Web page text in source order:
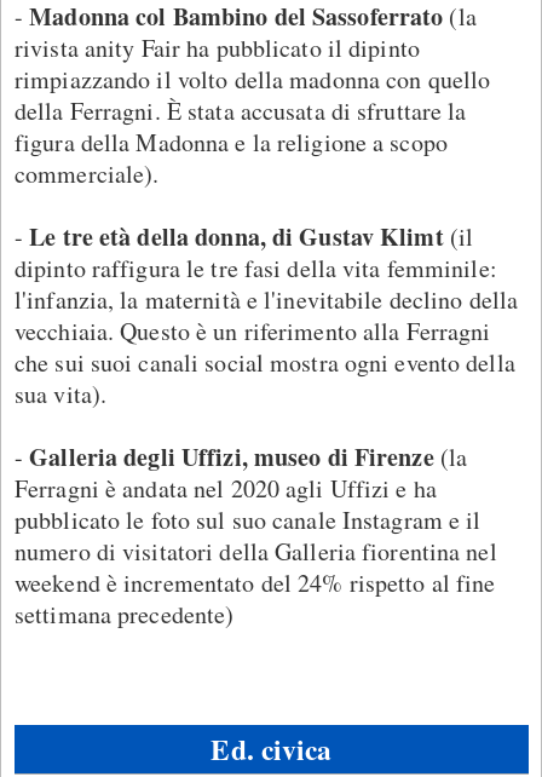
-Madonna col Bambino del Sassoferrato (la
rivista anity Fair ha pubblicato il dipinto
rimpiazzando il volto della madonna con quello
della Ferragni. È stata accusata di sfruttare la
figura della Madonna e la religione a scopo
commerciale).
-Le tre età della donna, di Gustav Klimt(il
dipinto raffigura le tre fasi della vita femminile:
l'infanzia, la maternità e l'inevitabile declino della
vecchiaia. Questo è un riferimento alla Ferragni
che sui suoi canali social mostra ogni evento della
sua vita).
-Galleria degli Uffizi, museo di Firenze(la
Ferragni è andata nel 2020 agli Uffizi e ha
pubblicato le foto sul suo canale Instagram e il
numero di visitatori della Galleria fiorentina nel
weekend è incrementato del 24% rispetto al fine
settimana precedente)
Ed. civica